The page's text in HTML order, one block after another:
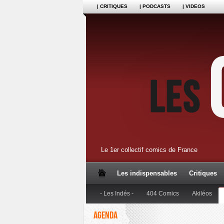
| CRITIQUES | PODCASTS | VIDEOS
Le 1er collectif comics de France
Les indispensables Critiques
- Les Indés - 404 Comics Akiléos
AGENDA